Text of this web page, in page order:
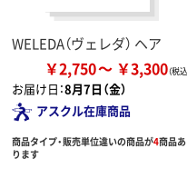
WELEDA（ヴェレダ） ヘア
￥2,750 ￥3,300
お届け日：8月7日（金）
アスクル在庫商品
商品タイプ・販売単位違いの商品が4商品あ
ります